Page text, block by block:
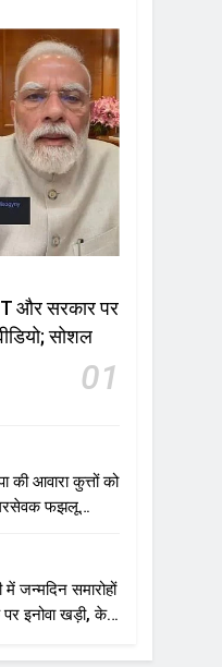
और सरकार पर
सोशल
01
की आवारा कुत्तों को
फझलू
में जन्मदिन समारोहों
इनोवा खड़ी, केक